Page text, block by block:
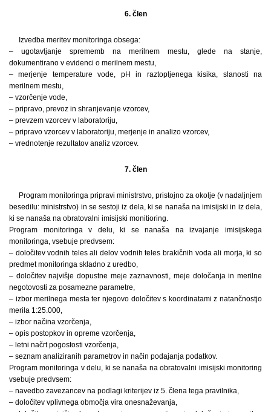
6. člen
Izvedba meritev monitoringa obsega:
– ugotavljanje sprememb na merilnem mestu, glede na stanje,
dokumentirano v evidenci o merilnem mestu,
– merjenje temperature vode, pH in raztopljenega kisika, slanosti na
merilnem mestu,
– vzorčenje vode,
– pripravo, prevoz in shranjevanje vzorcev,
– prevzem vzorcev v laboratoriju,
– pripravo vzorcev v laboratoriju, merjenje in analizo vzorcev,
– vrednotenje rezultatov analiz vzorcev.
7. člen
Program monitoringa pripravi ministrstvo, pristojno za okolje (v nadaljnjem
besedilu: ministrstvo) in se sestoji iz dela, ki se nanaša na imisijski in iz dela,
ki se nanaša na obratovalni imisijski monitioring.
Program monitoringa v delu, ki se nanaša na izvajanje imisijskega
monitoringa, vsebuje predvsem:
– določitev vodnih teles ali delov vodnih teles brakičnih voda ali morja, ki so
predmet monitoringa skladno z uredbo,
– določitev najvišje dopustne meje zaznavnosti, meje določanja in merilne
negotovosti za posamezne parametre,
– izbor merilnega mesta ter njegovo določitev s koordinatami z natančnostjo
merila 1:25.000,
– izbor načina vzorčenja,
– opis postopkov in opreme vzorčenja,
– letni načrt pogostosti vzorčenja,
– seznam analiziranih parametrov in način podajanja podatkov.
Program monitoringa v delu, ki se nanaša na obratovalni imisijski monitoring
vsebuje predvsem:
– navedbo zavezancev na podlagi kriterijev iz 5. člena tega pravilnika,
– določitev vplivnega območja vira onesnaževanja,